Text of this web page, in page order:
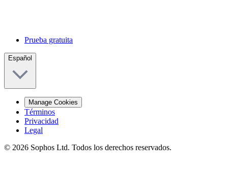
Prueba gratuita
Español
Manage Cookies
Términos
Privacidad
Legal
© 2026 Sophos Ltd. Todos los derechos reservados.